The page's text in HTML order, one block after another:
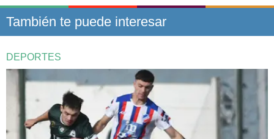
También te puede interesar
DEPORTES